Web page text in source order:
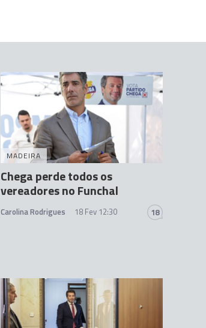
MADEIRA
Chega perde todos os
vereadores no Funchal
Carolina Rodrigues 18 Fev 12:30 18